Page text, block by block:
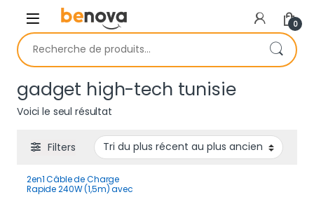
Skip to navigation
Skip to content
0
Recherche pour :
gadget high-tech tunisie
Voici le seul résultat
Filters
2en1 Câble de Charge
Rapide 240W (1,5m) avec